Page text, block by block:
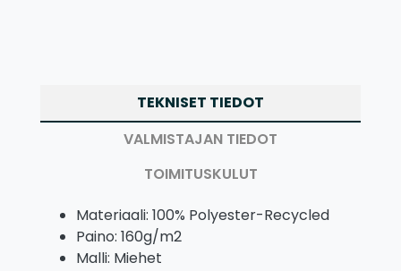
TEKNISET TIEDOT
VALMISTAJAN TIEDOT
TOIMITUSKULUT
Materiaali: 100% Polyester-Recycled
Paino: 160g/m2
Malli: Miehet